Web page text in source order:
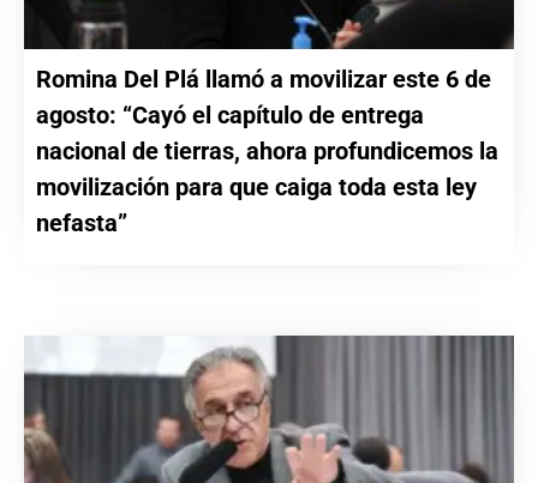
Romina Del Plá llamó a movilizar este 6 de
agosto: “Cayó el capítulo de entrega
nacional de tierras, ahora profundicemos la
movilización para que caiga toda esta ley
nefasta”